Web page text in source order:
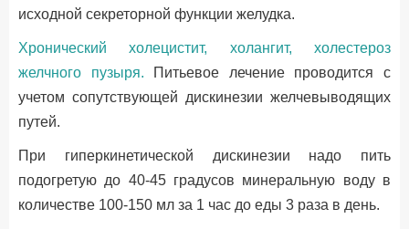
исходной секреторной функции желудка.
Хронический холецистит, холангит, холестероз
желчного пузыря. Питьевое лечение проводится с
учетом сопутствующей дискинезии желчевыводящих
путей.
При гиперкинетической дискинезии надо пить
подогретую до 40-45 градусов минеральную воду в
количестве 100-150 мл за 1 час до еды 3 раза в день.